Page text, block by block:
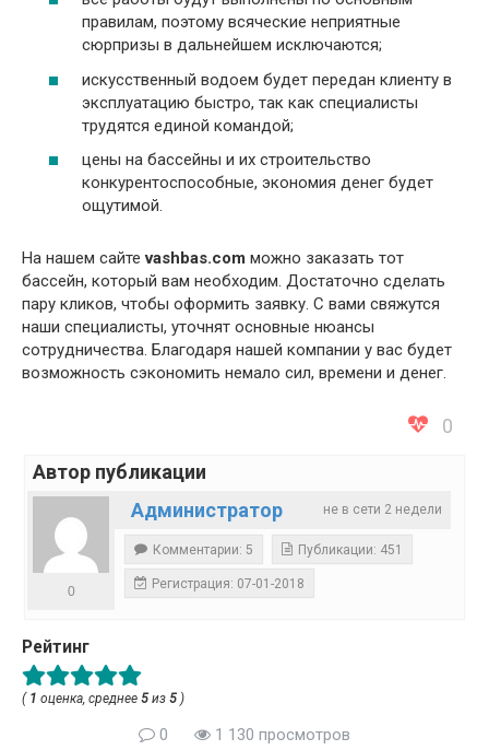
правилам, поэтому всяческие неприятные
сюрпризы в дальнейшем исключаются;
искусственный водоем будет передан клиенту в
эксплуатацию быстро, так как специалисты
трудятся единой командой;
цены на бассейны и их строительство
конкурентоспособные, экономия денег будет
ощутимой.
На нашем сайтеvashbas.com можно заказать тот
бассейн, который вам необходим. Достаточно сделать
пару кликов, чтобы оформить заявку. С вами свяжутся
наши специалисты, уточнят основные нюансы
сотрудничества. Благодаря нашей компании у вас будет
возможность сэкономить немало сил, времени и денег.
0
Автор публикации
не в сети 2 недели
Администратор
0
Комментарии: 5 Публикации: 451
Регистрация: 07-01-2018
Рейтинг
( 1 оценка, среднее 5 из 5 )
0 1 130 просмотров